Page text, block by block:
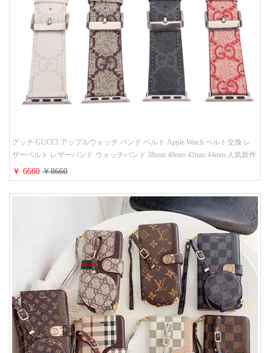
グッチ GUCCI アップルウォッチ バンド ベルト Apple Watch ベルト交換 レ
ザーベルト レザーバンド ウォッチバンド 38mm 40mm 42mm 44mm 人気新作
￥ 6660￥8660